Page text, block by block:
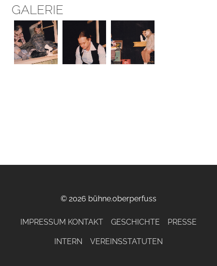
GALERIE
© 2026 bühne.oberperfuss
IMPRESSUM KONTAKT GESCHICHTE PRESSE
INTERN VEREINSSTATUTEN